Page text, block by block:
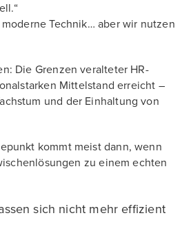
Technik… aber wir nutzen
Die Grenzen veralteter HR-
Mittelstand erreicht –
und der Einhaltung von
kommt meist dann, wenn
zu einem echten
sich nicht mehr effizient